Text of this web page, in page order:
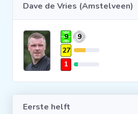
Clubs
Wedstrijden
Dave de Vries (Amstelveen)
9
9
27
1
Eerste helft